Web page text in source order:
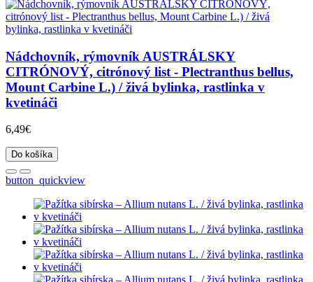
Nádchovník, rýmovník AUSTRÁLSKY
CITRÓNOVÝ, citrónový list - Plectranthus bellus,
Mount Carbine L.) / živá bylinka, rastlinka v
kvetináči
6,49€
Do košíka
button_quickview